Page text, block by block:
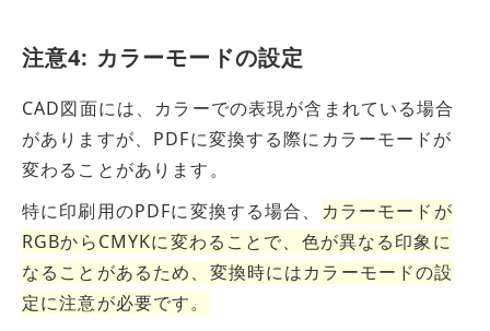
注意4: カラーモードの設定
CAD図面には、カラーでの表現が含まれている場合
がありますが、PDFに変換する際にカラーモードが
変わることがあります。
特に印刷用のPDFに変換する場合、
カラーモードが
RGBからCMYKに変わることで、色が異なる印象に
なること があるため、変換時にはカラーモードの設
定に注意が必要です。